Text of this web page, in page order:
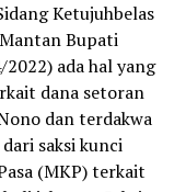
Ketujuhbelas
Bupati
ada hal yang
dana setoran
dan terdakwa
saksi kunci
(MKP) terkait